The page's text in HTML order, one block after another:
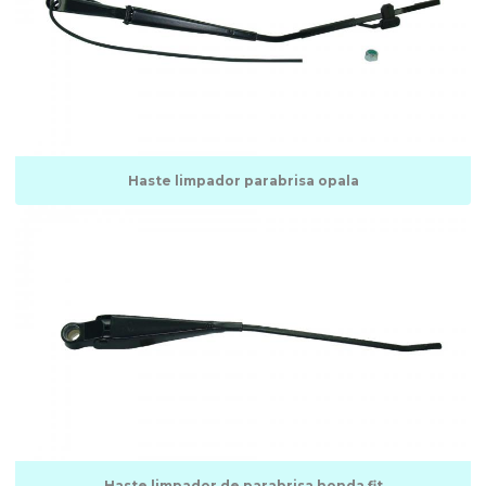
Fábrica de palhetas automotivas
Fábrica de palhetas automotivas sp
Fabricantes de limpadores de parabrisa
Fornecedor de limpador de parabrisa
Haste limpador parabrisa opala